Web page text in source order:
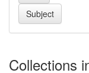
Collections